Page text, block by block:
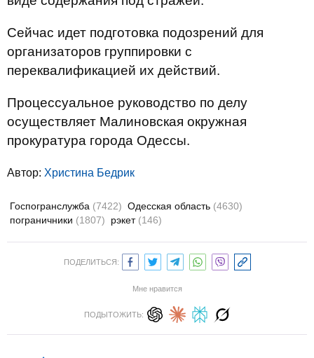
Сейчас идет подготовка подозрений для
организаторов группировки с
переквалификацией их действий.
Процессуальное руководство по делу
осуществляет Малиновская окружная
прокуратура города Одессы.
Автор: Христина Бедрик
Госпогранслужба (7422) Одесская область (4630)
пограничники (1807) рэкет (146)
ПОДЕЛИТЬСЯ:
Мне нравится
ПОДЫТОЖИТЬ: